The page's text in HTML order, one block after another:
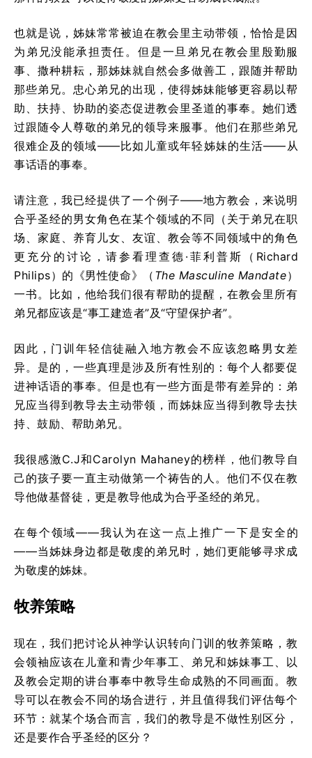
也就是说，姊妹常常被迫在教会里主动带领，恰恰是因
为弟兄没能承担责任。但是一旦弟兄在教会里殷勤服
事、撒种耕耘，那姊妹就自然会多做善工，跟随并帮助
那些弟兄。忠心弟兄的出现，使得姊妹能够更容易以帮
助、扶持、协助的姿态促进教会里圣道的事奉。她们透
过跟随令人尊敬的弟兄的领导来服事。他们在那些弟兄
很难企及的领域——比如儿童或年轻姊妹的生活——从
事话语的事奉。
请注意，我已经提供了一个例子——地方教会，来说明
合乎圣经的男女角色在某个领域的不同（关于弟兄在职
场、家庭、养育儿女、友谊、教会等不同领域中的角色
更充分的讨论，请参看理查德·菲利普斯（Richard
Philips）的《男性使命》（ The Masculine Mandate）
一书。比如，他给我们很有帮助的提醒，在教会里所有
弟兄都应该是“事工建造者”及“守望保护者”。
因此，门训年轻信徒融入地方教会不应该忽略男女差
异。是的，一些真理是涉及所有性别的：每个人都要促
进神话语的事奉。但是也有一些方面是带有差异的：弟
兄应当得到教导去主动带领，而姊妹应当得到教导去扶
持、鼓励、帮助弟兄。
我很感激C.J和Carolyn Mahaney的榜样，他们教导自
己的孩子要一直主动做第一个祷告的人。他们不仅在教
导他做基督徒，更是教导他成为合乎圣经的弟兄。
在每个领域——我认为在这一点上推广一下是安全的
——当姊妹身边都是敬虔的弟兄时，她们更能够寻求成
为敬虔的姊妹。
牧养策略
现在，我们把讨论从神学认识转向门训的牧养策略，教
会领袖应该在儿童和青少年事工、弟兄和姊妹事工、以
及教会定期的讲台事奉中教导生命成熟的不同画面。教
导可以在教会不同的场合进行，并且值得我们评估每个
环节：就某个场合而言，我们的教导是不做性别区分，
还是要作合乎圣经的区分？